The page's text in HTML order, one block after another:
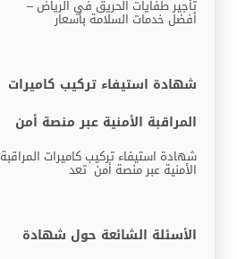
تأجير طفايات الحريق في الرياض –
أفضل خدمات السلامة بأسعار
شهادة استيفاء تركيب كاميرات
المراقبة الأمنية عبر منصة أمن
شهادة استيفاء تركيب كاميرات المراقبة
الأمنية عبر منصة أمن تعد
الأسئلة الشائعة حول شهادة